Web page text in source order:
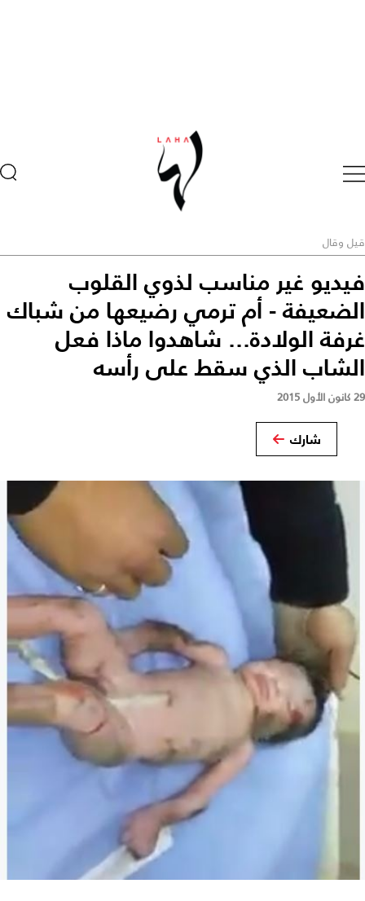
قيل وقال
فيديو غير مناسب لذوي القلوب
الضعيفة - أم ترمي رضيعها من شباك
غرفة الولادة... شاهدوا ماذا فعل
الشاب الذي سقط على رأسه
29 كانون الأول 2015
شارك